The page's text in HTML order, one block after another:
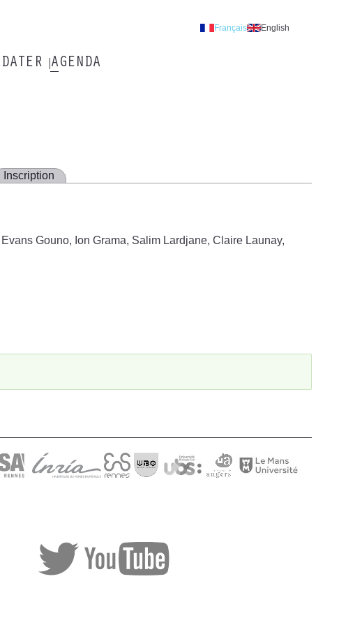
Français English
AGENDA
Inscription
Gouno, Ion Grama, Salim Lardjane, Claire Launay,